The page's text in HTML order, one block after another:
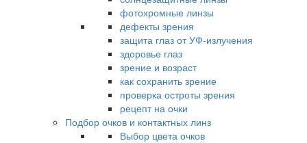
фотохромные линзы
дефекты зрения
защита глаз от УФ-излучения
здоровье глаз
зрение и возраст
как сохранить зрение
проверка остроты зрения
рецепт на очки
Подбор очков и контактных линз
Выбор цвета очков